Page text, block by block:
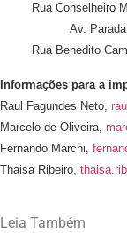
Rua Conselheiro
Av. Parada Pinto,
Rua Benedito
Informações para a
Raul Fagundes Neto,
Marcelo de Oliveira,
Fernando Marchi,
Thaisa Ribeiro,
Leia Também